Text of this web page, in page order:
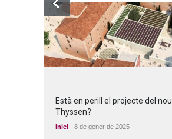
Està en perill el projecte del nou
Thyssen?
Inici 8 de gener de 2025